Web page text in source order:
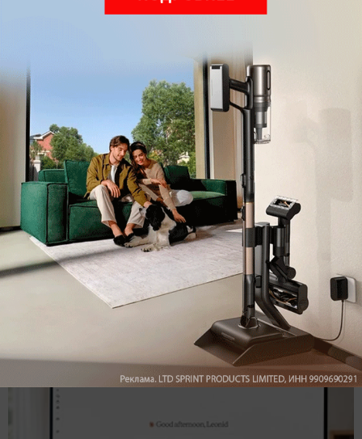
Как в Максе создать папку и почему это не совсем